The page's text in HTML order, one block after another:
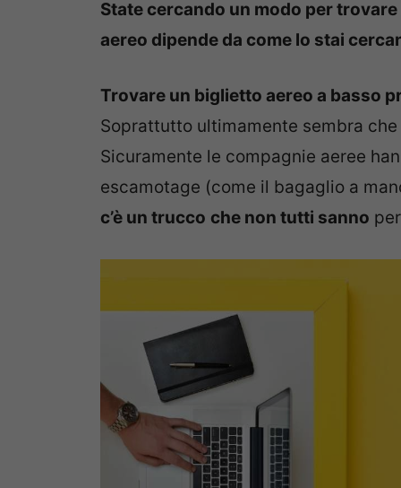
State cercando un modo per
aereo dipende da come lo stai
Trovare un biglietto aereo a basso
Soprattutto ultimamente sembra
Sicuramente le compagnie aeree
escamotage (come il bagaglio a
c’è un trucco che non tutti sanno